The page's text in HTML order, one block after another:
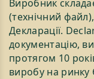
Виробник
(технічний
Декларації.
документацію,
протягом 10
виробу на ринку